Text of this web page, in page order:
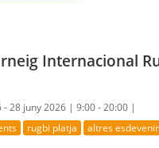
Internacional
- 28 juny 2026 |9:00 - 20:00 |
rugbi platja altres